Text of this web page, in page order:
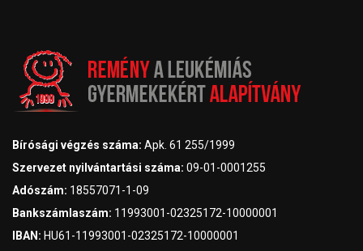
Bírósági végzés száma: Apk. 61 255/1999
Szervezet nyilvántartási száma: 09-01-0001255
Adószám: 18557071-1-09
Bankszámlaszám: 11993001-02325172-10000001
IBAN: HU61-11993001-02325172-10000001